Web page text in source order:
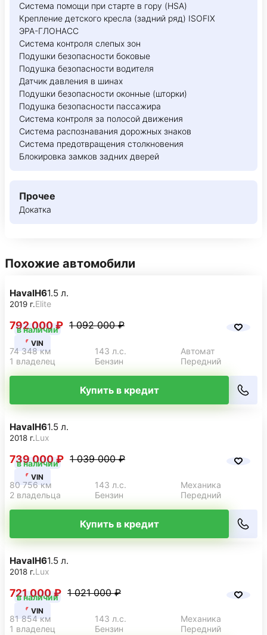
Система помощи при старте в гору (HSA)
Крепление детского кресла (задний ряд) ISOFIX
ЭРА-ГЛОНАСС
Система контроля слепых зон
Подушки безопасности боковые
Подушка безопасности водителя
Датчик давления в шинах
Подушки безопасности оконные (шторки)
Подушка безопасности пассажира
Система контроля за полосой движения
Система распознавания дорожных знаков
Система предотвращения столкновения
Блокировка замков задних дверей
Прочее
Докатка
Похожие автомобили
в наличии
VIN
HavalH61.5 л.
2019 г.Elite
792 000 ₽ 1 092 000 ₽
74 348 км 143 л.с.
Автомат
1 владелец
Бензин Передний
Купить в кредит
в наличии
VIN
HavalH61.5 л.
2018 г.Lux
739 000 ₽ 1 039 000 ₽
80 756 км 143 л.с.
Механика
2 владельца
Бензин Передний
Купить в кредит
в наличии
VIN
HavalH61.5 л.
2018 г.Lux
721 000 ₽ 1 021 000 ₽
81 854 км 143 л.с.
Механика
1 владелец
Бензин Передний